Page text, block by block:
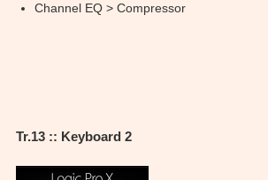
Channel EQ > Compressor
Tr.13 :: Keyboard 2